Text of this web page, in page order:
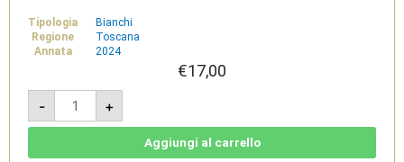
Tipologia
Bianchi
Regione
Toscana
Annata
2024
€17,00
-
Brissaia
2024
-
Ansonica
+
Aggiungi al carrello